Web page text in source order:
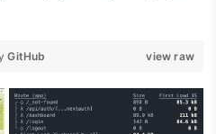
view raw
GitHub